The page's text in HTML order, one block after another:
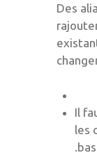
Des
Il
les